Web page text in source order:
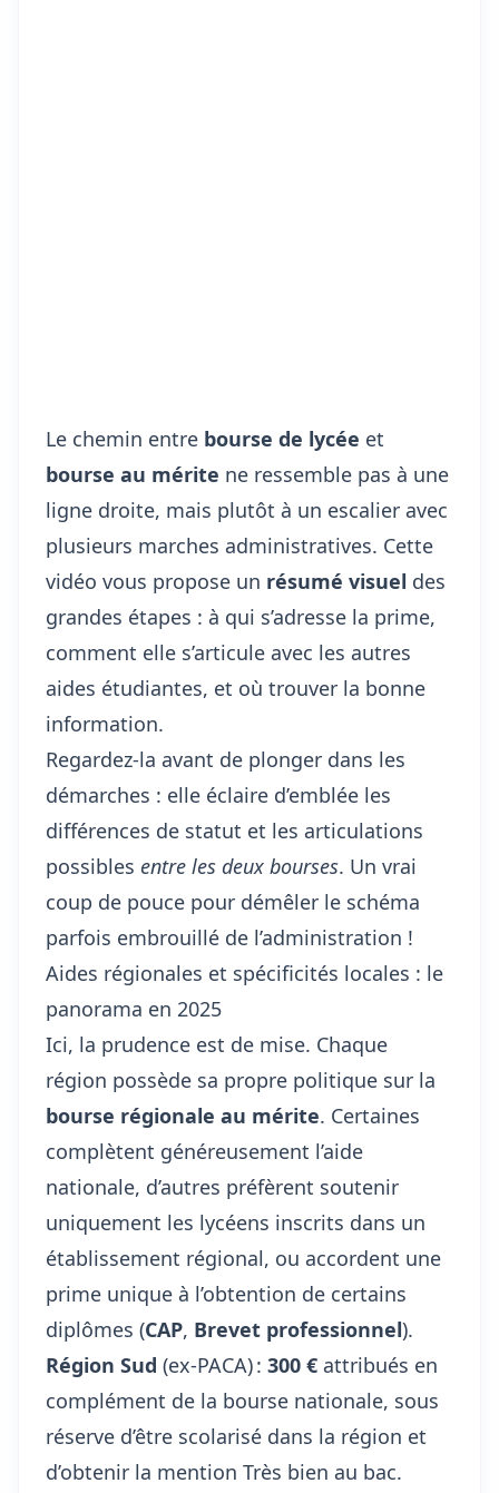
Le chemin entre bourse de lycée et
bourse au mérite ne ressemble pas à une
ligne droite, mais plutôt à un escalier avec
plusieurs marches administratives. Cette
vidéo vous propose un résumé visuel des
grandes étapes : à qui s’adresse la prime,
comment elle s’articule avec les autres
aides étudiantes, et où trouver la bonne
information.
Regardez-la avant de plonger dans les
démarches : elle éclaire d’emblée les
différences de statut et les articulations
possibles entre les deux bourses. Un vrai
coup de pouce pour démêler le schéma
parfois embrouillé de l’administration !
Aides régionales et spécificités locales : le
panorama en 2025
Ici, la prudence est de mise. Chaque
région possède sa propre politique sur la
bourse régionale au mérite. Certaines
complètent généreusement l’aide
nationale, d’autres préfèrent soutenir
uniquement les lycéens inscrits dans un
établissement régional, ou accordent une
prime unique à l’obtention de certains
diplômes (CAP, Brevet professionnel).
Région Sud (ex-PACA) : 300 € attribués en
complément de la bourse nationale, sous
réserve d’être scolarisé dans la région et
d’obtenir la mention Très bien au bac.